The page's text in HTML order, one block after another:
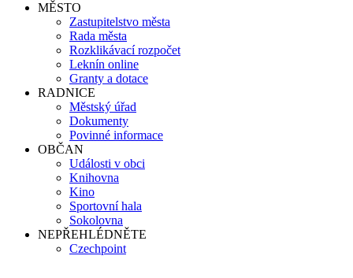
MĚSTO
Zastupitelstvo města
Rada města
Rozklikávací rozpočet
Leknín online
Granty a dotace
RADNICE
Městský úřad
Dokumenty
Povinné informace
OBČAN
Události v obci
Knihovna
Kino
Sportovní hala
Sokolovna
NEPŘEHLÉDNĚTE
Czechpoint